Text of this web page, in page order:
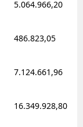
5.064.966,20
486.823,05
7.124.661,96
16.349.928,80